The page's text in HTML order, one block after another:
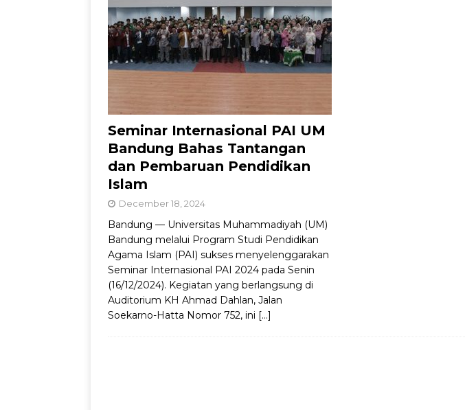
Jadul dengan Sentuhan Gen Z
Seminar Internasional PAI UM
Bandung Bahas Tantangan
dan Pembaruan Pendidikan
Islam
December 18, 2024
Bandung — Universitas Muhammadiyah (UM)
Bandung melalui Program Studi Pendidikan
Agama Islam (PAI) sukses menyelenggarakan
Seminar Internasional PAI 2024 pada Senin
(16/12/2024). Kegiatan yang berlangsung di
Auditorium KH Ahmad Dahlan, Jalan
Soekarno-Hatta Nomor 752, ini […]